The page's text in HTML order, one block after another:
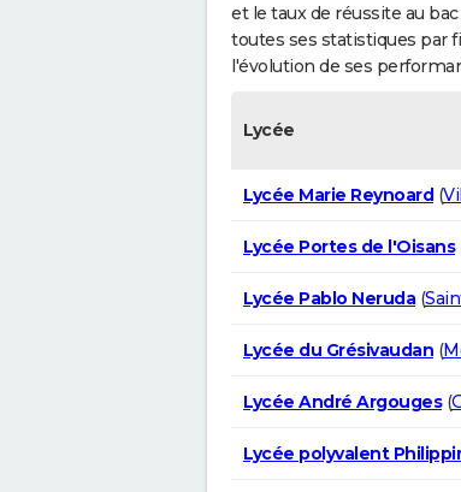
et le taux de réussite au
toutes ses statistiques par
l'évolution de ses
Lycée
Lycée Marie Reynoard(
Lycée Portes de l'Oisans
Lycée Pablo Neruda(
Lycée du Grésivaudan (
Lycée André Argouges(
Lycée polyvalent